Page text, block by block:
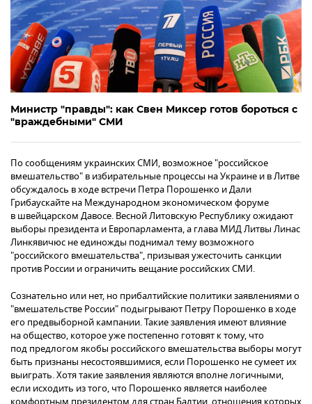
Министр "правды": как Свен Миксер готов бороться с
"враждебными" СМИ
По сообщениям украинских СМИ, возможное "российское
вмешательство" в избирательные процессы на Украине и в Литве
обсуждалось в ходе встречи Петра Порошенко и Дали
Грибаускайте на Международном экономическом форуме
в швейцарском Давосе. Весной Литовскую Республику ожидают
выборы президента и Европарламента, а глава МИД Литвы Линас
Линкявичюс не единожды поднимал тему возможного
"российского вмешательства", призывая ужесточить санкции
против России и ограничить вещание российских СМИ.
Сознательно или нет, но прибалтийские политики заявлениями о
"вмешательстве России" подыгрывают Петру Порошенко в ходе
его предвыборной кампании. Такие заявления имеют влияние
на общество, которое уже постепенно готовят к тому, что
под предлогом якобы российского вмешательства выборы могут
быть признаны несостоявшимися, если Порошенко не сумеет их
выиграть. Хотя такие заявления являются вполне логичными,
если исходить из того, что Порошенко является наиболее